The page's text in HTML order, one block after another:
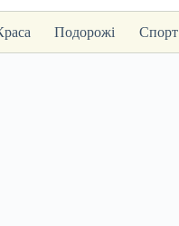
Подорожі Спорт